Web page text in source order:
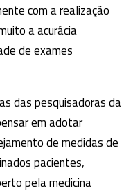
com a realização
a acurácia
de exames
das pesquisadoras da
em adotar
de medidas de
pacientes,
pela medicina